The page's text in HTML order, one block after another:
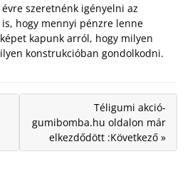
szeretnénk igényelni az
hogy mennyi pénzre lenne
kapunk arról, hogy milyen
konstrukcióban gondolkodni.
Téligumi akció-
gumibomba.hu oldalon már
elkezdődött :Következő »